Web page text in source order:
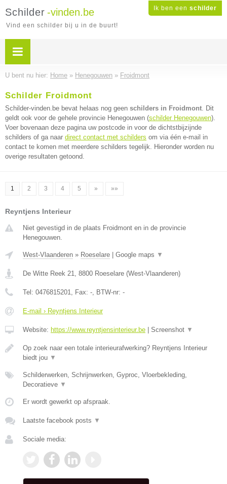
Ik ben een schilder
Schilder -vinden.be
Vind een schilder bij u in de buurt!
U bent nu hier: Home » Henegouwen » Froidmont
Schilder Froidmont
Schilder-vinden.be bevat helaas nog geen schilders in Froidmont. Dit
geldt ook voor de gehele provincie Henegouwen (schilder Henegouwen).
Voer bovenaan deze pagina uw postcode in voor de dichtstbijzijnde
schilders of ga naar direct contact met schilders om via één e-mail in
contact te komen met meerdere schilders tegelijk. Hieronder worden nu
overige resultaten getoond.
1 2 3 4 5 » »»
Reyntjens Interieur
Niet gevestigd in de plaats Froidmont en in de provincie
Henegouwen.
West-Vlaanderen » Roeselare Google maps ▼
De Witte Reek 21, 8800 Roeselare (West-Vlaanderen)
Tel: 0476815201, Fax: -, BTW-nr: -
E-mail › Reyntjens Interieur
Website: https://www.reyntjensinterieur.be Screenshot ▼
Op zoek naar een totale interieurafwerking? Reyntjens Interieur
biedt jou ▼
Schilderwerken, Schrijnwerken, Gyproc, Vloerbekleding,
Decoratieve ▼
Er wordt gewerkt op afspraak.
Laatste facebook posts ▼
Sociale media: